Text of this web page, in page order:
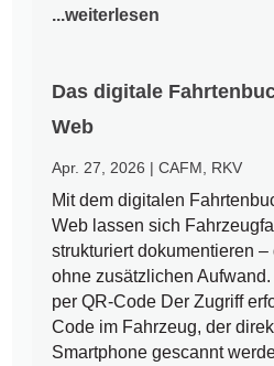
...weiterlesen
Das digitale
Web
Apr. 27, 2026 |CAFM RKV
Mit dem digitalen
Web lassen sich
strukturiert dokumentieren –
ohne zusätzlichen
per QR-Code Der Zugriff
Code im Fahrzeug, der
Smartphone gescannt